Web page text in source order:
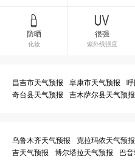
防晒
化妆
很强
紫外线强度
昌吉市天气预报 阜康市天气预报 呼
奇台县天气预报
吉木萨尔县天气预报
乌鲁木齐天气预报 克拉玛依天气预报
吉天气预报
博尔塔拉天气预报 巴